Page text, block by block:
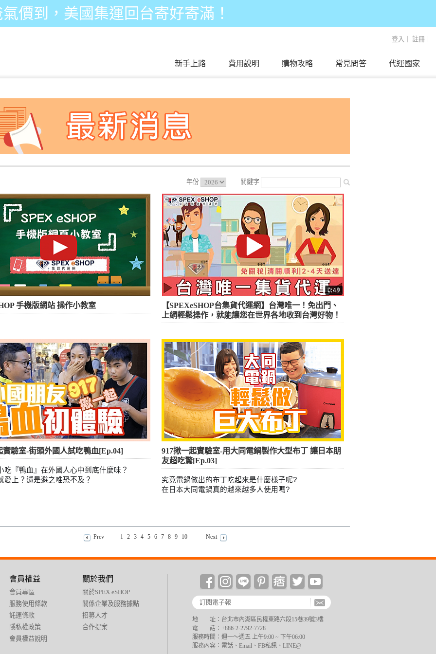
價到，美國集運回台寄好寄滿！
登入 註冊
代運國家
常見問答
購物攻略
費用說明
新手上路
年份 關鍵字
手機版網站 操作小教室
【SPEXeSHOP台集貨代運網】台灣唯一！免出門、
上網輕鬆操作，就能讓您在世界各地收到台灣好物！
實驗室-街頭外國人試吃鴨血[Ep.04]
吃『鴨血』在外國人心中到底什麼味？
愛上？還是避之唯恐不及？
917揪一起實驗室-用大同電鍋製作大型布丁 讓日本朋
友超吃驚[Ep.03]
究竟電鍋做出的布丁吃起來是什麼樣子呢?
在日本大同電鍋真的越來越多人使用嗎?
Prev 1 2 3 4 5 6 7 8 9 10 Next
會員權益
會員專區
服務使用條款
託運條款
隱私權政策
會員權益說明
關於我們
關於SPEX eSHOP
關係企業及服務據點
招募人才
合作提案
地 址：台北市內湖區民權東路六段15巷39號3樓
電 話：+886-2-2792-7728
服務時間：週一～週五 上午9:00 ~ 下午06:00
服務內容：電話、Email、FB私訊、LINE@